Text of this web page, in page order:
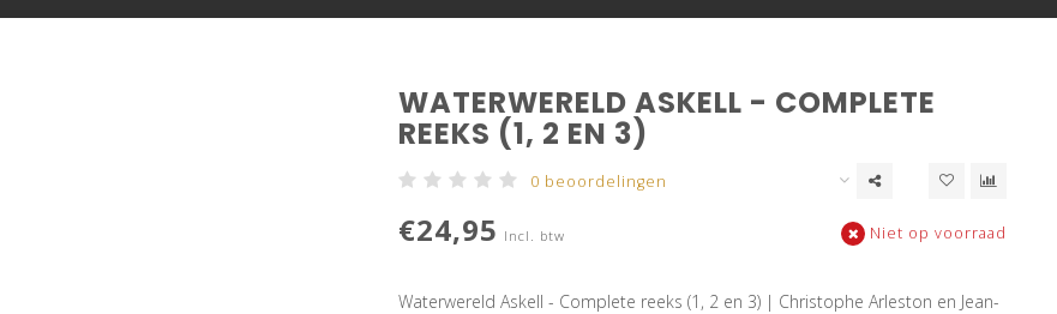
WATERWERELD ASKELL - COMPLETE
REEKS (1, 2 EN 3)
0 beoordelingen
€24,95 Incl. btw Niet op voorraad
Waterwereld Askell - Complete reeks (1, 2 en 3) | Christophe Arleston en Jean-